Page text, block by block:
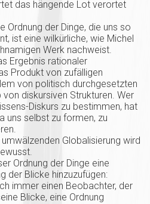
das hängende Lot verortet
Ordnung der Dinge, die uns so
ist eine wilkürliche, wie Michel
Werk nachweist.
Ergebnis rationaler
Produkt von zufälligen
von politisch durchgesetzten
diskursiven Strukturen. Wer
Diskurs zu bestimmen, hat
uns selbst zu formen, zu
Globalisierung wird
Ordnung der Dinge eine
der Blicke hinzuzufügen:
immer einen Beobachter, der
Blicke, eine Ordnung